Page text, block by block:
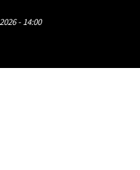
- 14:00